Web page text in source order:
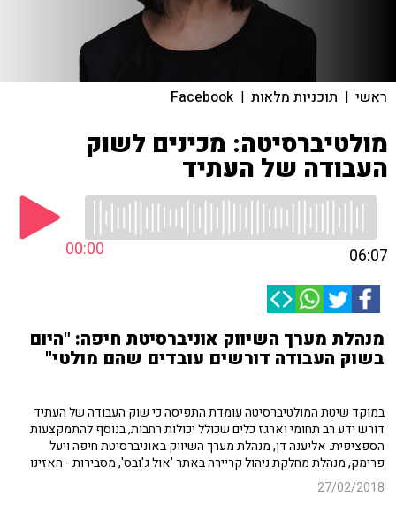
ראשי | תוכניות מלאות |
Facebook
מולטיברסיטה: מכינים לשוק
העבודה של העתיד
00:00 06:07
מנהלת מערך השיווק אוניברסיטת חיפה: "היום
בשוק העבודה דורשים עובדים שהם מולטי"
במוקד שיטת המולטיברסיטה עומדת התפיסה כי שוק העבודה של העתיד
דורש ידע רב תחומי וארגז כלים שכולל יכולות רחבות, בנוסף להתמקצעות
הספציפית. אליענה דן, מנהלת מערך השיווק באוניברסיטת חיפה ויעל
פרימק, מנהלת מחלקת ניהול קריירה באתר 'אול ג'ובס', מסבירות - האזינו
27/02/2018